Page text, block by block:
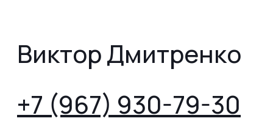
Виктор Дмитренко
+7 (967) 930-79-30